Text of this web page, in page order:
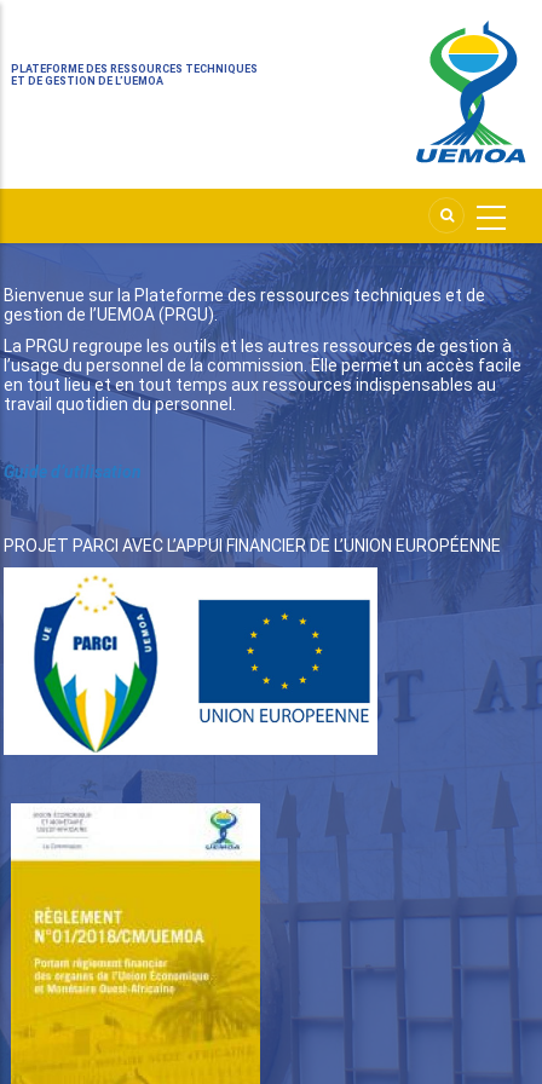
PLATEFORME DES RESSOURCES TECHNIQUES
ET DE GESTION DE L’UEMOA
Bienvenue sur la Plateforme des ressources techniques et de
gestion de l’UEMOA (PRGU).
La PRGU regroupe les outils et les autres ressources de gestion à
l’usage du personnel de la commission. Elle permet un accès facile
en tout lieu et en tout temps aux ressources indispensables au
travail quotidien du personnel.
Guide d’utilisation
PROJET PARCI AVEC L’APPUI FINANCIER DE L’UNION EUROPÉENNE